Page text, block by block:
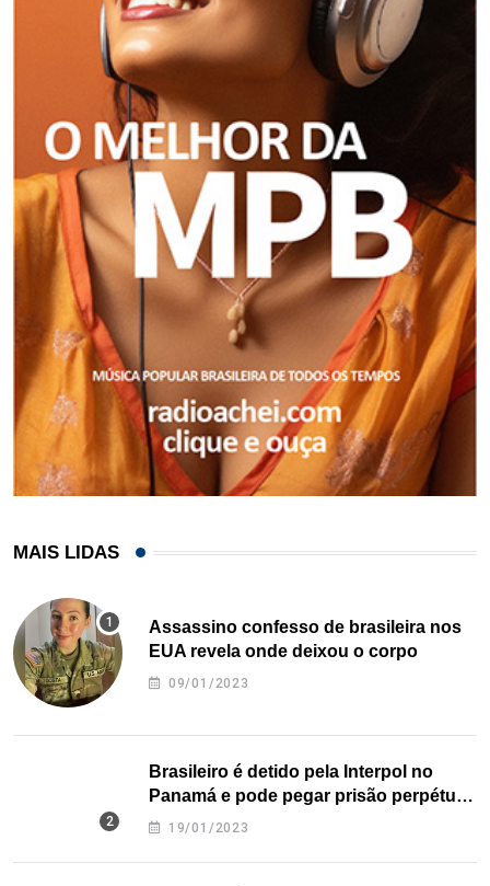
MAIS LIDAS
Assassino confesso de brasileira nos
EUA revela onde deixou o corpo
09/01/2023
Brasileiro é detido pela Interpol no
Panamá e pode pegar prisão perpétua
nos EUA
19/01/2023